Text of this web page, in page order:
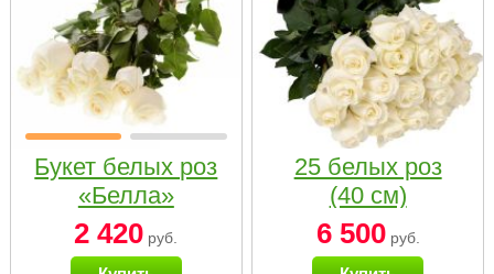
Букет белых роз
«Белла»
2 420 руб.
25 белых роз
(40 см)
6 500руб.